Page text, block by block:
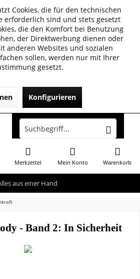
Cookies, die für den technischen
erforderlich sind und stets gesetzt
die den Komfort bei Benutzung
der Direktwerbung dienen oder
anderen Websites und sozialen
sollen, werden nur mit Ihrer
gesetzt.
Konfigurieren
aus einer Hand
Warenkorb
Merkzettel Mein Konto
- Band 2: In Sicherheit